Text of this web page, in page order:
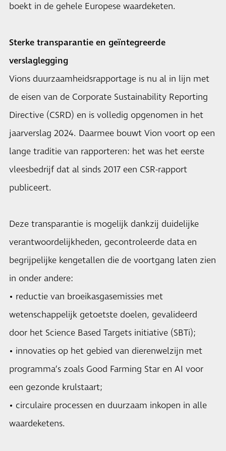
boekt in de gehele Europese waardeketen.
Sterke transparantie en geïntegreerde
verslaglegging
Vions duurzaamheidsrapportage is nu al in lijn met
de eisen van de Corporate Sustainability Reporting
Directive (CSRD) en is volledig opgenomen in het
jaarverslag 2024. Daarmee bouwt Vion voort op een
lange traditie van rapporteren: het was het eerste
vleesbedrijf dat al sinds 2017 een CSR-rapport
publiceert.
Deze transparantie is mogelijk dankzij duidelijke
verantwoordelijkheden, gecontroleerde data en
begrijpelijke kengetallen die de voortgang laten zien
in onder andere:
• reductie van broeikasgasemissies met
wetenschappelijk getoetste doelen, gevalideerd
door het Science Based Targets initiative (SBTi);
• innovaties op het gebied van dierenwelzijn met
programma’s zoals Good Farming Star en AI voor
een gezonde krulstaart;
• circulaire processen en duurzaam inkopen in alle
waardeketens.